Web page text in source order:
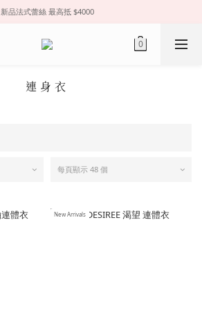
新品法式蕾絲 最高抵 $4000
連身衣
每頁顯示 48 個
New Arrivals